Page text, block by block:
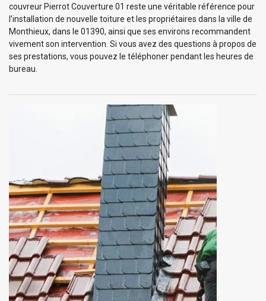
couvreur Pierrot Couverture 01 reste une véritable référence pour
l’installation de nouvelle toiture et les propriétaires dans la ville de
Monthieux, dans le 01390, ainsi que ses environs recommandent
vivement son intervention. Si vous avez des questions à propos de
ses prestations, vous pouvez le téléphoner pendant les heures de
bureau.